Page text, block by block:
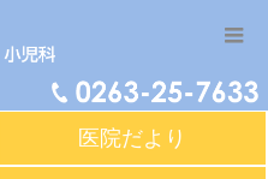
医院だより